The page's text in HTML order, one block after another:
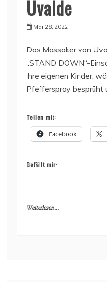
Uvalde
Mai 28, 2022
Das Massaker von
„STAND DOWN“-
ihre eigenen Kinder,
Pfefferspray besprüht
Teilen mit:
Facebook
Gefällt mir:
Weiterlesen ...